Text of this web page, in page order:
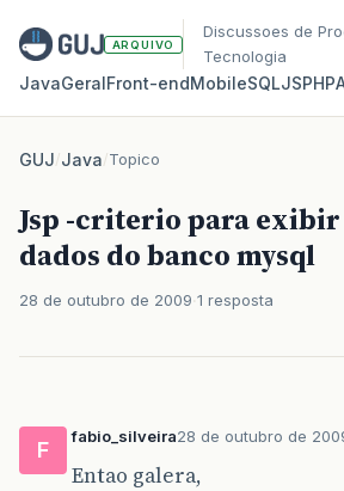
ARQUIVO
Discussoes de
Tecnologia
JavaGeralFront‑endMobileSQLJSPHP
GUJ/Java/Topico
Jsp -criterio para exibir
dados do banco mysql
28 de outubro de 2009 1 resposta
F
fabio_silveira28 de outubro de
Entao galera,